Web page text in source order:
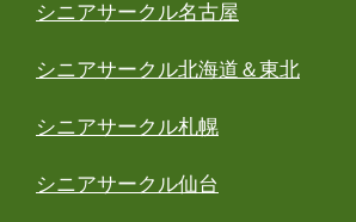
シニアサークル名古屋
シニアサークル北海道＆東北
シニアサークル札幌
シニアサークル仙台